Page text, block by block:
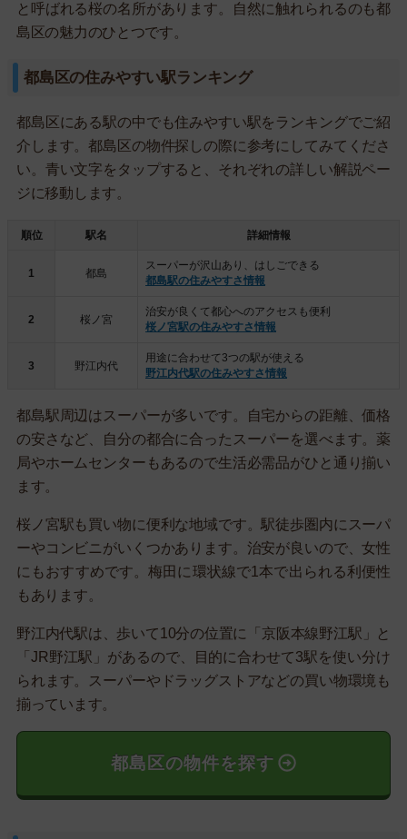
と呼ばれる桜の名所があります。自然に触れられるのも都
島区の魅力のひとつです。
都島区の住みやすい駅ランキング
都島区にある駅の中でも住みやすい駅をランキングでご紹
介します。都島区の物件探しの際に参考にしてみてくださ
い。青い文字をタップすると、それぞれの詳しい解説ペー
ジに移動します。
順位 駅名 詳細情報
1 都島
スーパーが沢山あり、はしごできる
都島駅の住みやすさ情報
2 桜ノ宮
治安が良くて都心へのアクセスも便利
桜ノ宮駅の住みやすさ情報
3 野江内代
用途に合わせて3つの駅が使える
野江内代駅の住みやすさ情報
都島駅周辺はスーパーが多いです。自宅からの距離、価格
の安さなど、自分の都合に合ったスーパーを選べます。薬
局やホームセンターもあるので生活必需品がひと通り揃い
ます。
桜ノ宮駅も買い物に便利な地域です。駅徒歩圏内にスーパ
ーやコンビニがいくつかあります。治安が良いので、女性
にもおすすめです。梅田に環状線で1本で出られる利便性
もあります。
野江内代駅は、歩いて10分の位置に「京阪本線野江駅」と
「JR野江駅」があるので、目的に合わせて3駅を使い分け
られます。スーパーやドラッグストアなどの買い物環境も
揃っています。
都島区の物件を探す